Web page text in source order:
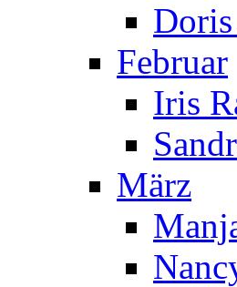
Februar
Iris
März